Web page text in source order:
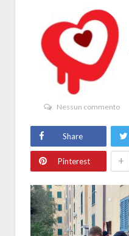
Nessun commento
Share
Pinterest +